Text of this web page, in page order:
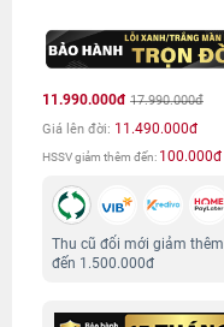
11.990.000đ 17.990.000đ
Giá lên đời: 11.490.000đ
HSSV giảm thêm đến: 100.000đ
Thu cũ đổi mới giảm thêm
đến 1.500.000đ